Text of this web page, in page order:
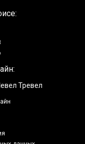
Тревел